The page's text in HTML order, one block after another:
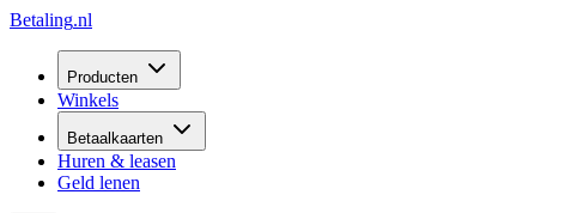
Betaling.nl
Producten
Winkels
Betaalkaarten
Huren & leasen
Geld lenen